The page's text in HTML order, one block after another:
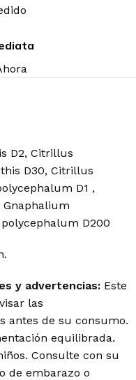
D2, Citrillus
D30, Citrillus
D1 ,
D200
y advertencias: Este
las
antes de su consumo.
equilibrada.
Consulte con su
de embarazo o